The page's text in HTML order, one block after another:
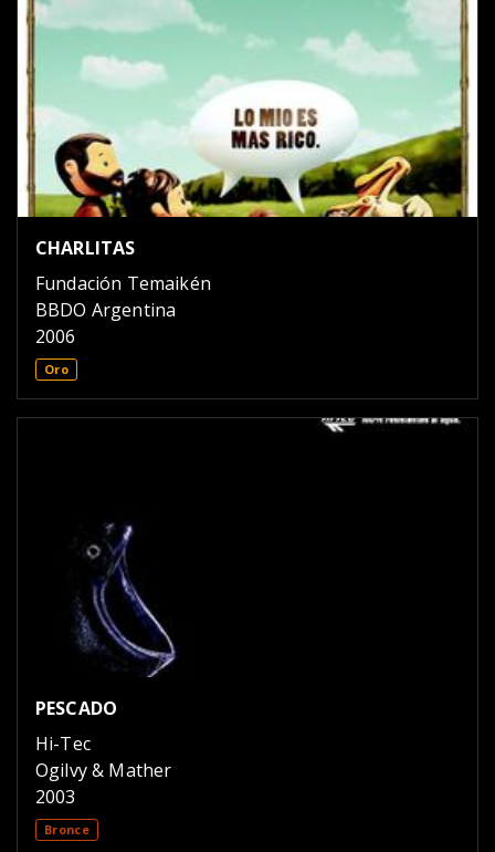
CHARLITAS
Fundación Temaikén
BBDO Argentina
2006
Oro
PESCADO
Hi-Tec
Ogilvy & Mather
2003
Bronce